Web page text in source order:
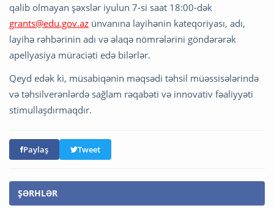
qalib olmayan şəxslər iyulun 7-si saat 18:00-dək
grants@edu.gov.az ünvanına layihənin kateqoriyası, adı,
layihə rəhbərinin adı və əlaqə nömrələrini göndərərək
apellyasiya müraciəti edə bilərlər.
Qeyd edək ki, müsabiqənin məqsədi təhsil müəssisələrində
və təhsilverənlərdə sağlam rəqabəti və innovativ fəaliyyəti
stimullaşdırmaqdır.
Paylaş Tweet
ŞƏRHLƏR